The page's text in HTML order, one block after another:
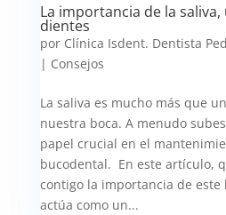
La importancia de la
dientes
por Clínica Isdent. Dentista
| Consejos
La saliva es mucho más que
nuestra boca. A menudo
papel crucial en el
bucodental. En este artículo,
contigo la importancia de
actúa como un...